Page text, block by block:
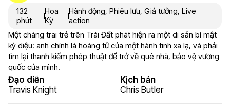
132
phút
Hoa
Kỳ
Hành động,Phiêu lưu,Giả tưởng,Live
action
Một chàng trai trẻ trên Trái Đất phát hiện ra một di sản bí mật
kỳ diệu: anh chính là hoàng tử của một hành tinh xa lạ, và phải
tìm lại thanh kiếm phép thuật để trở về quê nhà, bảo vệ vương
quốc của mình.
Đạo diễn
Travis Knight
Kịch bản
Chris Butler